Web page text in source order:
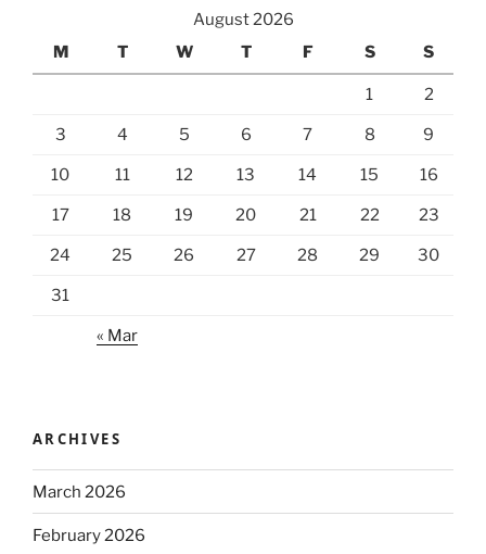
August 2026
M
T W T F S S
1 2
3 4 5 6 7 8 9
10 11 12 13 14 15 16
17 18 19 20 21 22 23
24 25 26 27 28 29 30
31
« Mar
ARCHIVES
March 2026
February 2026